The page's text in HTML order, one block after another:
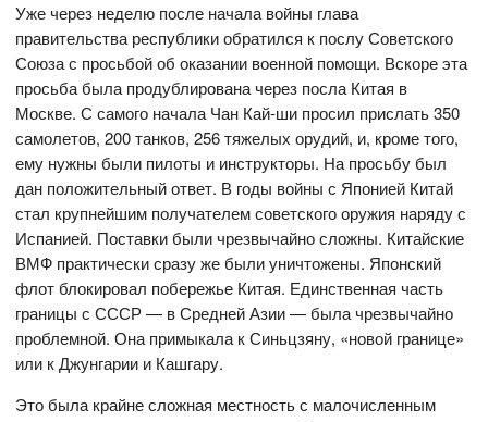
Уже через неделю после начала войны глава
правительства республики обратился к послу Советского
Союза с просьбой об оказании военной помощи. Вскоре эта
просьба была продублирована через посла Китая в
Москве. С самого начала Чан Кай-ши просил прислать 350
самолетов, 200 танков, 256 тяжелых орудий, и, кроме того,
ему нужны были пилоты и инструкторы. На просьбу был
дан положительный ответ. В годы войны с Японией Китай
стал крупнейшим получателем советского оружия наряду с
Испанией. Поставки были чрезвычайно сложны. Китайские
ВМФ практически сразу же были уничтожены. Японский
флот блокировал побережье Китая. Единственная часть
границы с СССР — в Средней Азии — была чрезвычайно
проблемной. Она примыкала к Синьцзяну, «новой границе»
или к Джунгарии и Кашгару.
Это была крайне сложная местность с малочисленным